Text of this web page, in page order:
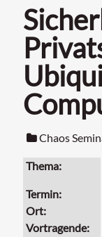
Chaos
Thema
Termin
Ort
Vortragende